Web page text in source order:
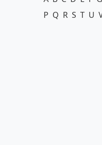
P Q R S T U